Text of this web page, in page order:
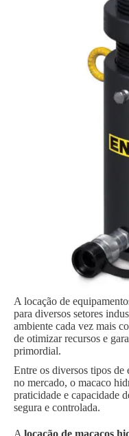
A locação de
para diversos setores
ambiente cada vez mais
de otimizar recursos e
primordial.
Entre os diversos tipos de
no mercado, o macaco
praticidade e capacidade
segura e controlada.